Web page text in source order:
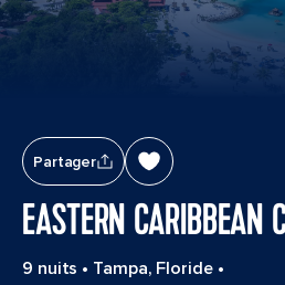
Partager
EASTERN CARIBBEAN
9 nuits • Tampa, Floride•